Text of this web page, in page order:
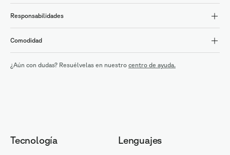
Responsabilidades
Comodidad
¿Aún con dudas? Resuélvelas en nuestro centro de ayuda.
Tecnología Lenguajes